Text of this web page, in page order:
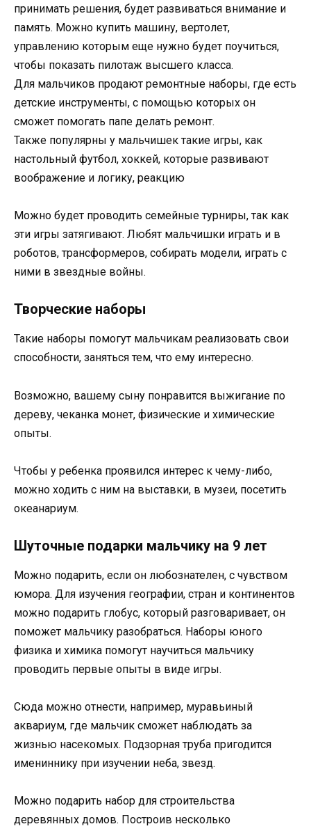
принимать решения, будет развиваться внимание и
память. Можно купить машину, вертолет,
управлению которым еще нужно будет поучиться,
чтобы показать пилотаж высшего класса.
Для мальчиков продают ремонтные наборы, где есть
детские инструменты, с помощью которых он
сможет помогать папе делать ремонт.
Также популярны у мальчишек такие игры, как
настольный футбол, хоккей, которые развивают
воображение и логику, реакцию
Можно будет проводить семейные турниры, так как
эти игры затягивают. Любят мальчишки играть и в
роботов, трансформеров, собирать модели, играть с
ними в звездные войны.
Творческие наборы
Такие наборы помогут мальчикам реализовать свои
способности, заняться тем, что ему интересно.
Возможно, вашему сыну понравится выжигание по
дереву, чеканка монет, физические и химические
опыты.
Чтобы у ребенка проявился интерес к чему-либо,
можно ходить с ним на выставки, в музеи, посетить
океанариум.
Шуточные подарки мальчику на 9 лет
Можно подарить, если он любознателен, с чувством
юмора. Для изучения географии, стран и континентов
можно подарить глобус, который разговаривает, он
поможет мальчику разобраться. Наборы юного
физика и химика помогут научиться мальчику
проводить первые опыты в виде игры.
Сюда можно отнести, например, муравьиный
аквариум, где мальчик сможет наблюдать за
жизнью насекомых. Подзорная труба пригодится
имениннику при изучении неба, звезд.
Можно подарить набор для строительства
деревянных домов. Построив несколько